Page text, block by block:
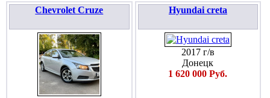
Chevrolet Cruze
Hyundai creta
2017 г/в
Донецк
1 620 000 Руб.